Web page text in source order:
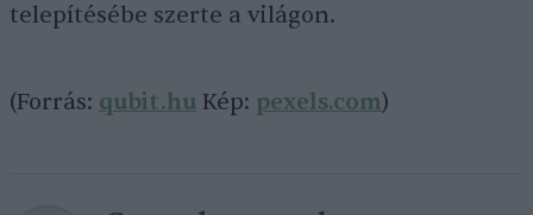
telepítésébe szerte a világon.
(Forrás: qubit.hu Kép: pexels.com)